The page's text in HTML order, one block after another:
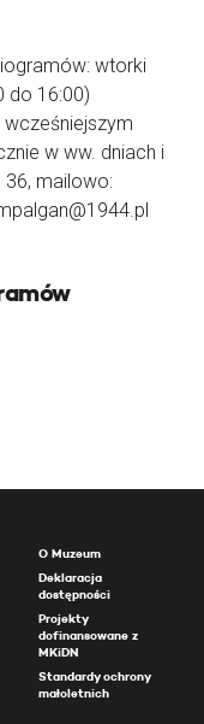
wtorki
do 16:00)
w ww. dniach i
36, mailowo:
O Muzeum
Deklaracja
dostępności
Projekty
dofinansowane z
MKiDN
Standardy ochrony
małoletnich